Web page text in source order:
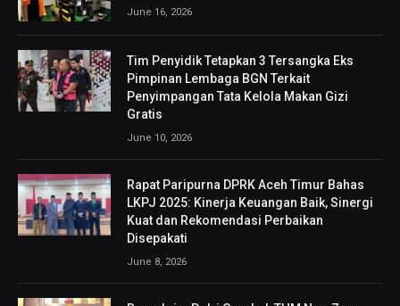
June 16, 2026
Tim Penyidik Tetapkan 3 Tersangka Eks
Pimpinan Lembaga BGN Terkait
Penyimpangan Tata Kelola Makan Gizi
Gratis
June 10, 2026
Rapat Paripurna DPRK Aceh Timur Bahas
LKPJ 2025: Kinerja Keuangan Baik, Sinergi
Kuat dan Rekomendasi Perbaikan
Disepakati
June 8, 2026